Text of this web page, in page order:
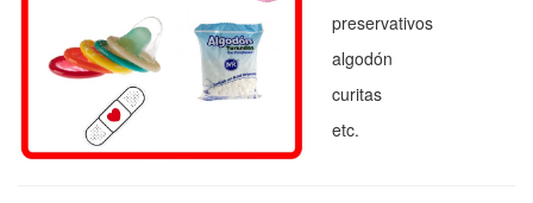
preservativos
algodón
curitas
etc.